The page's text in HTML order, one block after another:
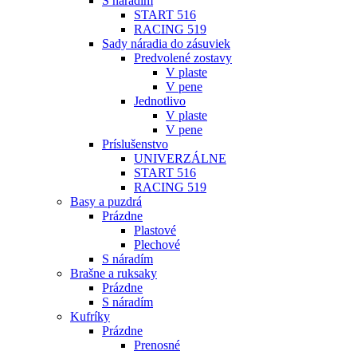
START 516
RACING 519
Sady náradia do zásuviek
Predvolené zostavy
V plaste
V pene
Jednotlivo
V plaste
V pene
Príslušenstvo
UNIVERZÁLNE
START 516
RACING 519
Basy a puzdrá
Prázdne
Plastové
Plechové
S náradím
Brašne a ruksaky
Prázdne
S náradím
Kufríky
Prázdne
Prenosné